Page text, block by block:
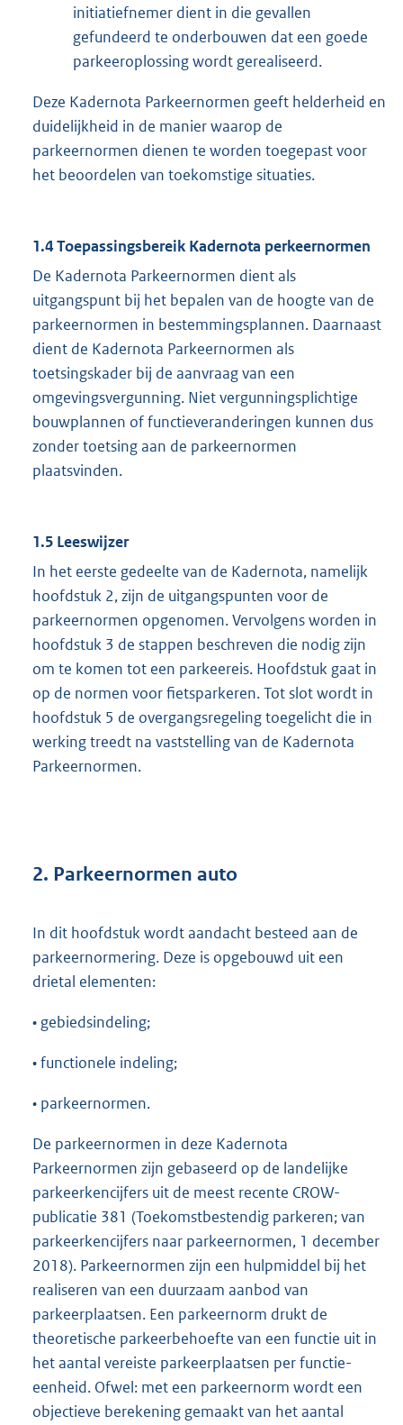
initiatiefnemer dient in die gevallen
gefundeerd te onderbouwen dat een goede
parkeeroplossing wordt gerealiseerd.
Deze Kadernota Parkeernormen geeft helderheid en
duidelijkheid in de manier waarop de
parkeernormen dienen te worden toegepast voor
het beoordelen van toekomstige situaties.
1.4 Toepassingsbereik Kadernota perkeernormen
De Kadernota Parkeernormen dient als
uitgangspunt bij het bepalen van de hoogte van de
parkeernormen in bestemmingsplannen. Daarnaast
dient de Kadernota Parkeernormen als
toetsingskader bij de aanvraag van een
omgevingsvergunning. Niet vergunningsplichtige
bouwplannen of functieveranderingen kunnen dus
zonder toetsing aan de parkeernormen
plaatsvinden.
1.5 Leeswijzer
In het eerste gedeelte van de Kadernota, namelijk
hoofdstuk 2, zijn de uitgangspunten voor de
parkeernormen opgenomen. Vervolgens worden in
hoofdstuk 3 de stappen beschreven die nodig zijn
om te komen tot een parkeereis. Hoofdstuk gaat in
op de normen voor fietsparkeren. Tot slot wordt in
hoofdstuk 5 de overgangsregeling toegelicht die in
werking treedt na vaststelling van de Kadernota
Parkeernormen.
2. Parkeernormen auto
In dit hoofdstuk wordt aandacht besteed aan de
parkeernormering. Deze is opgebouwd uit een
drietal elementen:
• gebiedsindeling;
• functionele indeling;
• parkeernormen.
De parkeernormen in deze Kadernota
Parkeernormen zijn gebaseerd op de landelijke
parkeerkencijfers uit de meest recente CROW-
publicatie 381 (Toekomstbestendig parkeren; van
parkeerkencijfers naar parkeernormen, 1 december
2018). Parkeernormen zijn een hulpmiddel bij het
realiseren van een duurzaam aanbod van
parkeerplaatsen. Een parkeernorm drukt de
theoretische parkeerbehoefte van een functie uit in
het aantal vereiste parkeerplaatsen per functie-
eenheid. Ofwel: met een parkeernorm wordt een
objectieve berekening gemaakt van het aantal